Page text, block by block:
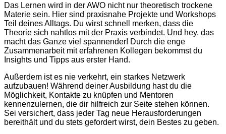
Das Lernen wird in der AWO nicht nur theoretisch trockene
Materie sein. Hier sind praxisnahe Projekte und Workshops
Teil deines Alltags. Du wirst schnell merken, dass die
Theorie sich nahtlos mit der Praxis verbindet. Und hey, das
macht das Ganze viel spannender! Durch die enge
Zusammenarbeit mit erfahrenen Kollegen bekommst du
Insights und Tipps aus erster Hand.
Außerdem ist es nie verkehrt, ein starkes Netzwerk
aufzubauen! Während deiner Ausbildung hast du die
Möglichkeit, Kontakte zu knüpfen und Mentoren
kennenzulernen, die dir hilfreich zur Seite stehen können.
Sei versichert, dass jeder Tag neue Herausforderungen
bereithält und du stets gefordert wirst, dein Bestes zu geben.